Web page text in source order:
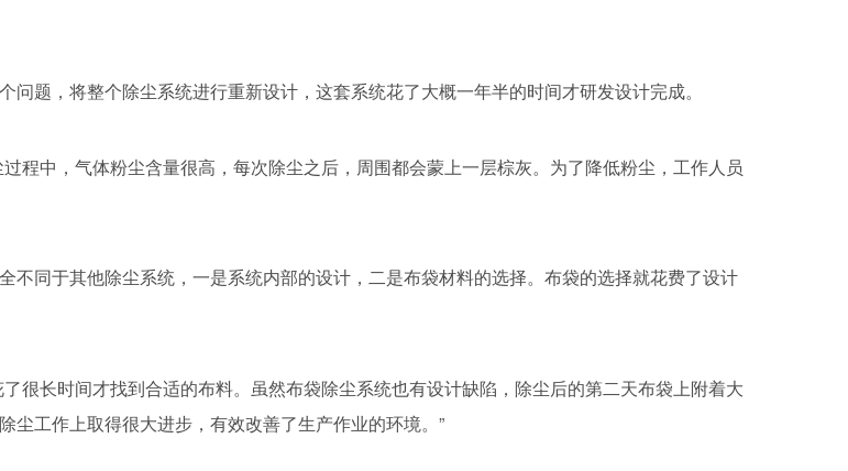
题，将整个除尘系统进行重新设计，这套系统花了大概一年半的时间才研发设计完成。
程中，气体粉尘含量很高，每次除尘之后，周围都会蒙上一层棕灰。为了降低粉尘，工作人员
同于其他除尘系统，一是系统内部的设计，二是布袋材料的选择。布袋的选择就花费了设计
很长时间才找到合适的布料。虽然布袋除尘系统也有设计缺陷，除尘后的第二天布袋上附着大
工作上取得很大进步，有效改善了生产作业的环境。”